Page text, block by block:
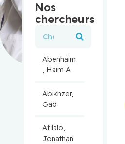
Nos
chercheurs
Abenhaim
, Haim A.
Abikhzer,
Gad
Afilalo,
Jonathan